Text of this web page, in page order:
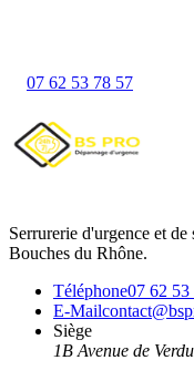
07 62 53 78 57
Serrurerie d'urgence et
Bouches du Rhône.
Téléphone07 62 53
E-Mail
Siège
1B Avenue de